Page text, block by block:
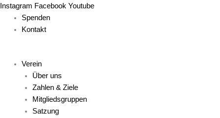
Zum
Inhalt
springen
Instagram Facebook Youtube
Main
Menu
Spenden
Kontakt
Main
Menu
Verein
Über uns
Zahlen & Ziele
Mitgliedsgruppen
Satzung
Main
Menu
Main
Menu
Main
Menu